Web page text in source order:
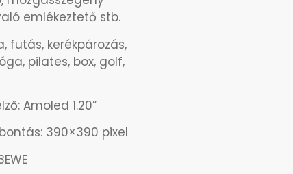
emlékeztető stb.
futás, kerékpározás,
pilates, box, golf,
Amoled 1.20”
390×390 pixel